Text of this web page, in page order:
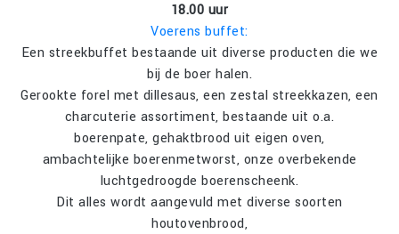
18.00 uur
Voerens buffet:
Een streekbuffet bestaande uit diverse producten die we
bij de boer halen.
Gerookte forel met dillesaus, een zestal streekkazen, een
charcuterie assortiment, bestaande uit o.a.
boerenpate, gehaktbrood uit eigen oven,
ambachtelijke boerenmetworst, onze overbekende
luchtgedroogde boerenscheenk.
Dit alles wordt aangevuld met diverse soorten
houtovenbrood,